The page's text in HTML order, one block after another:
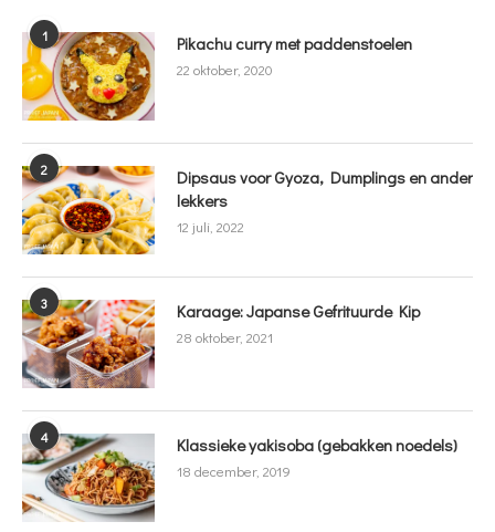
1 Pikachu curry met paddenstoelen
22 oktober, 2020
2
Dipsaus voor Gyoza, Dumplings en ander
lekkers
12 juli, 2022
3 Karaage: Japanse Gefrituurde Kip
28 oktober, 2021
4 Klassieke yakisoba (gebakken noedels)
18 december, 2019